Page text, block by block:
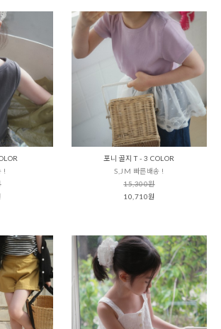
!
포니 골지 T - 3 COLOR
S,JM 빠른배송 !
15,300원
10,710원